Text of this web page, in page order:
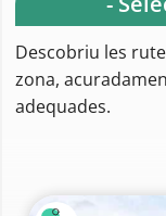
Descobriu les
zona,
adequades.